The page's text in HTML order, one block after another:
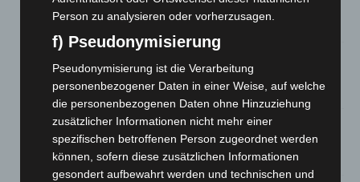
und Bothfeld
8. August 2026
Niedersachsen: Feuerwehrkräfte kehren nach
Waldbrandeinsatz aus Spanien zurück
7. August 2026
Person zu analysieren oder vorherzusagen.
f) Pseudonymisierung
Pseudonymisierung ist die Verarbeitung
personenbezogener Daten in einer Weise, auf welche
die personenbezogenen Daten ohne Hinzuziehung
zusätzlicher Informationen nicht mehr einer
spezifischen betroffenen Person zugeordnet werden
können, sofern diese zusätzlichen Informationen
gesondert aufbewahrt werden und technischen und